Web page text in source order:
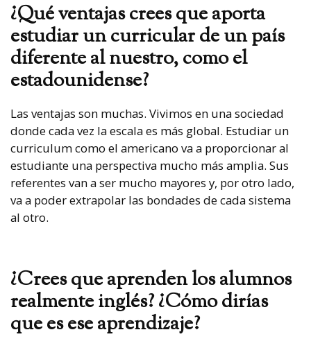
¿Qué ventajas crees que aporta
estudiar un curricular de un país
diferente al nuestro, como el
estadounidense?
Las ventajas son muchas. Vivimos en una sociedad
donde cada vez la escala es más global. Estudiar un
curriculum como el americano va a proporcionar al
estudiante una perspectiva mucho más amplia. Sus
referentes van a ser mucho mayores y, por otro lado,
va a poder extrapolar las bondades de cada sistema
al otro.
¿Crees que aprenden los alumnos
realmente inglés? ¿Cómo dirías
que es ese aprendizaje?